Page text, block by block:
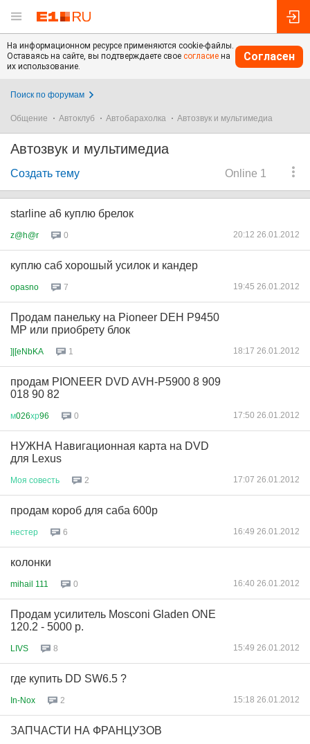
На информационном ресурсе применяются cookie-файлы.
Оставаясь на сайте, вы подтверждаете свое согласие на
их использование.
Согласен
Поиск по форумам
Общение Автоклуб Автобарахолка Автозвук и мультимедиа
Автозвук и мультимедиа
Online 1
Создать тему
starline а6 куплю брелок
z@h@r 0 20:12 26.01.2012
куплю саб хорошый усилок и кандер
opasno 7 19:45 26.01.2012
Продам панельку на Pioneer DEH P9450
MP или приобрету блок
]|[eNbKA 1 18:17 26.01.2012
продам PIONEER DVD AVH-P5900 8 909
018 90 82
м026хр96 0 17:50 26.01.2012
НУЖНА Навигационная карта на DVD
для Lexus
Моя совесть 2 17:07 26.01.2012
продам короб для саба 600р
нестер 6 16:49 26.01.2012
колонки
mihail 111 0 16:40 26.01.2012
Продам усилитель Mosconi Gladen ONE
120.2 - 5000 p.
LIVS 8 15:49 26.01.2012
где купить DD SW6.5 ?
In-Nox 2 15:18 26.01.2012
ЗАПЧАСТИ НА ФРАНЦУЗОВ